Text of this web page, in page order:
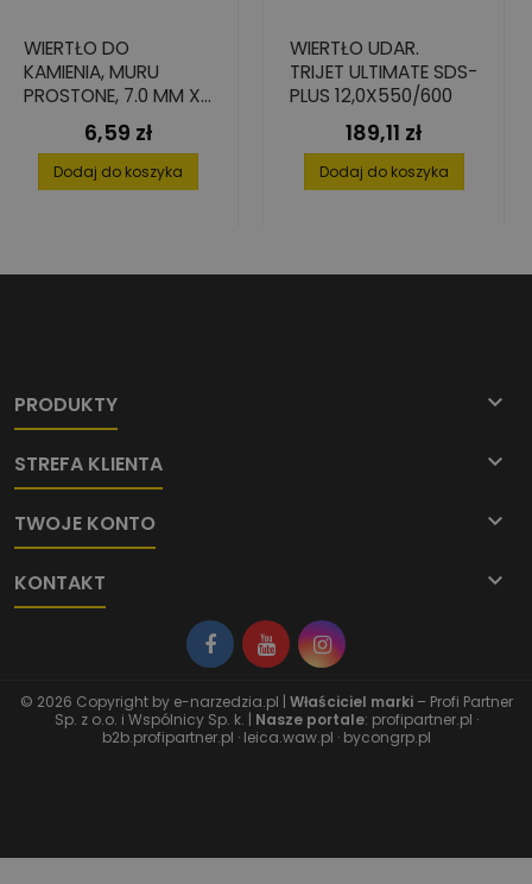
WIERTŁO DO
KAMIENIA, MURU
PROSTONE, 7.0 MM X
55 MM X 100 MM
Cena
6,59 zł
Dodaj do koszyka
WIERTŁO UDAR.
TRIJET ULTIMATE SDS-
PLUS 12,0X550/600
Cena
189,11 zł
Dodaj do koszyka
PRODUKTY 
STREFA KLIENTA 
TWOJE KONTO 
KONTAKT 
© 2026 Copyright by e-narzedzia.pl | Właściciel marki– Profi Partner
Sp. z o.o. i Wspólnicy Sp. k. | Nasze portale: profipartner.pl ·
b2b.profipartner.pl · leica.waw.pl · bycongrp.pl